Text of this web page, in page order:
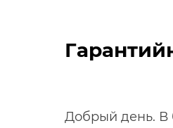
Добрый день. В